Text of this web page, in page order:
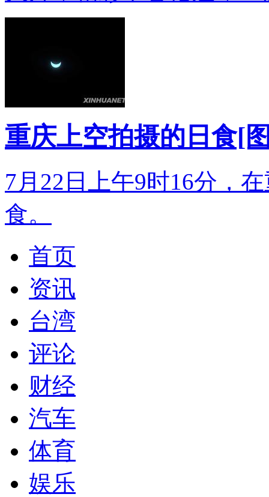
重庆上空拍摄的日食[
7月22日上午9时16分，
食。
首页
资讯
台湾
评论
财经
汽车
体育
娱乐